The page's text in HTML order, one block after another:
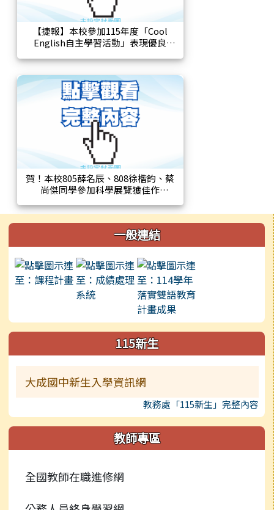
【捷報】本校參加115年度「Cool
English自主學習活動」表現優良
賀！本校805薛名辰、808徐楷鈞、蔡
尚傑同學參加科學展覽獲佳作
左邊區域內容 一般連結
115新生
大成國中新生入學資訊網
教務處「115新生」完整內容
教師專區
全國教師在職進修網